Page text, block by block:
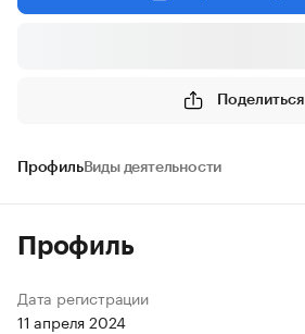
Поделиться
ПрофильВиды деятельности
Профиль
Дата регистрации
11 апреля 2024